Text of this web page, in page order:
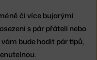
či více bujarými
s pár přáteli nebo
bude hodit pár tipů,